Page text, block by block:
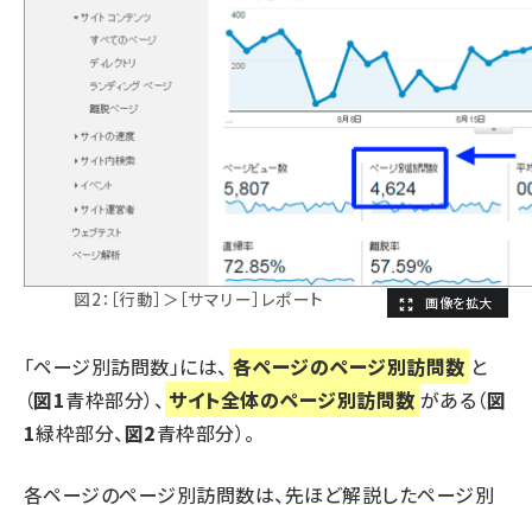
図2：［行動］＞［サマリー］レポート
「ページ別訪問数」には、 各ページのページ別訪問数 と
（図1青枠部分）、 サイト全体のページ別訪問数 がある（図
1緑枠部分、 図2青枠部分）。
各ページのページ別訪問数は、先ほど解説したページ別